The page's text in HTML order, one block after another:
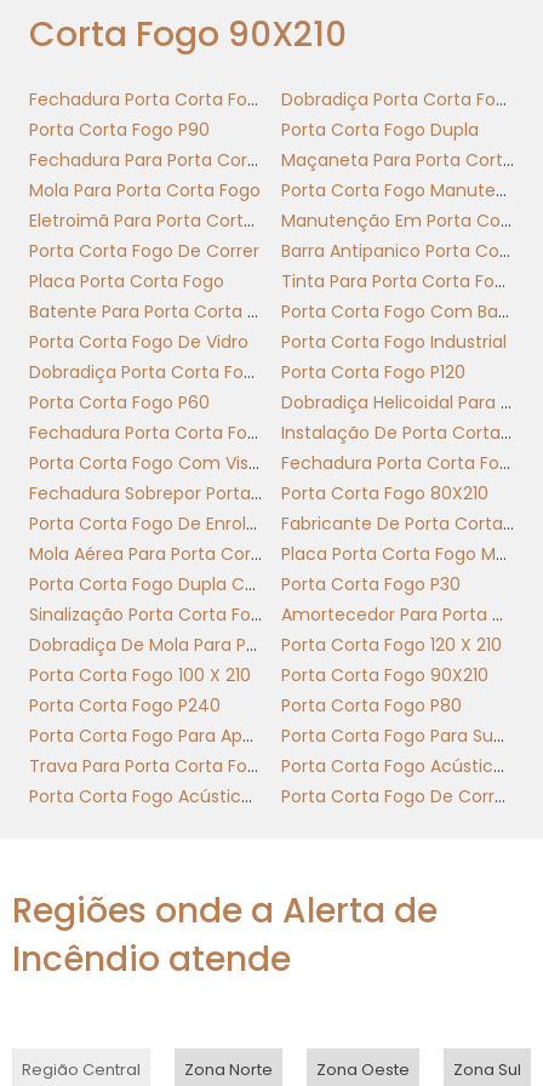
Escolha de chapa adequada e espessura
correta assegura que a porta corta fogo
exigidos pelo local e pelo produto.
NORMAS, RESISTÊNCIA AO
INCÊNDIO E
CLASSIFICAÇÃO P90
A classificação P90 atesta 90 minutos de
resistência ao fogo para uma porta corta-
fogo 90x210, definindo requisitos de vedação,
integridade e controle de temperatura
essenciais para contenção de incendio.
Como a certificação transforma
porte e função em proteção
mensurável
A norma técnica que regula a classificação
P90 exige testes padronizados: ensaio de
integridade, isolamento térmico e resistência
mecânica. Para a porta corta-fogo 90x210,
isso significa que guarnições, folhas e o
batente devem suportar os 90 minutos sem
passagem de chama, fumaça significativa ou
perda de função. Equipamentos
total de proteção oferecida.
Em aplicação prática, um prédio comercial
de ensaios com termopares mostram
Corta Fogo 90X210
Fechadura Porta Corta Fogo
Dobradiça Porta Corta Fogo
Porta Corta Fogo P90
Porta Corta Fogo Dupla
Fechadura Para Porta Corta Fogo Com Chave
Maçaneta Para Porta Corta Fogo
Mola Para Porta Corta Fogo
Porta Corta Fogo Manutenção
Eletroimã Para Porta Corta Fogo
Manutenção Em Porta Corta Fogo
Porta Corta Fogo De Correr
Barra Antipanico Porta Corta Fogo
Placa Porta Corta Fogo
Tinta Para Porta Corta Fogo
Batente Para Porta Corta Fogo
Porta Corta Fogo Com Barra Antipanico
Porta Corta Fogo De Vidro
Porta Corta Fogo Industrial
Dobradiça Porta Corta Fogo Com Mola
Porta Corta Fogo P120
Porta Corta Fogo P60
Dobradiça Helicoidal Para Porta Corta Fogo
Fechadura Porta Corta Fogo Com Barra Antipânico
Instalação De Porta Corta Fogo
Porta Corta Fogo Com Visor
Fechadura Porta Corta Fogo Sem Chave
Fechadura Sobrepor Porta Corta Fogo
Porta Corta Fogo 80X210
Porta Corta Fogo De Enrolar
Fabricante De Porta Corta Fogo
Mola Aérea Para Porta Corta Fogo
Placa Porta Corta Fogo Mantenha Fechada
Porta Corta Fogo Dupla Com Barra Antipanico
Porta Corta Fogo P30
Sinalização Porta Corta Fogo
Amortecedor Para Porta Corta Fogo
Dobradiça De Mola Para Porta Corta Fogo
Porta Corta Fogo 120 X 210
Porta Corta Fogo 100 X 210
Porta Corta Fogo 90X210
Porta Corta Fogo P240
Porta Corta Fogo P80
Porta Corta Fogo Para Apartamento
Porta Corta Fogo Para Subestação
Trava Para Porta Corta Fogo
Porta Corta Fogo Acústica Nível 1
Porta Corta Fogo Acústica Nível 2
Porta Corta Fogo De Correr Industrial
Regiões onde a Alerta de
Incêndio atende
Região Central Zona Norte Zona Oeste Zona Sul